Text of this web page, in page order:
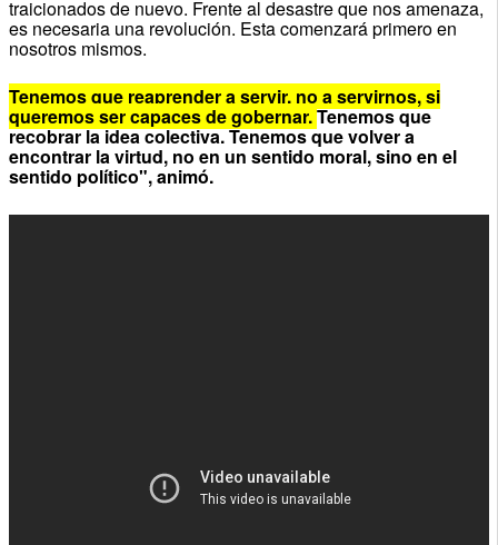
traicionados de nuevo. Frente al desastre que nos amenaza,
es necesaria una revolución. Esta comenzará primero en
nosotros mismos.
Tenemos que reaprender a servir, no a servirnos, si
queremos ser capaces de gobernar.Tenemos que
recobrar la idea colectiva. Tenemos que volver a
encontrar la virtud, no en un sentido moral, sino en el
sentido político", animó.